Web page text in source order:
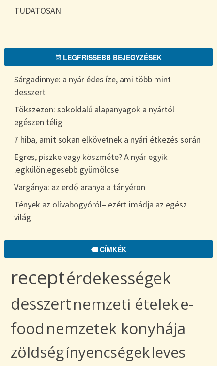
TUDATOSAN
LEGFRISSEBB BEJEGYZÉSEK
Sárgadinnye: a nyár édes íze, ami több mint
desszert
Tökszezon: sokoldalú alapanyagok a nyártól
egészen télig
7 hiba, amit sokan elkövetnek a nyári étkezés során
Egres, piszke vagy köszméte? A nyár egyik
legkülönlegesebb gyümölcse
Vargánya: az erdő aranya a tányéron
Tények az olívabogyóról– ezért imádja az egész
világ
CÍMKÉK
receptérdekességek
desszertnemzeti ételeke-
food nemzetek konyhája
zöldségínyencségekleves